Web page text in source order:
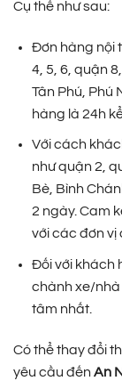
Cụ thể như sau:
Đơn hàng nội
4, 5, 6, quận
Tân Phú, Phú
hàng là 24h
Với cách
như quận 2,
Bè, Bình
2 ngày. Cam
với các đơn vị
Đối với khách
chành xe/nhà
tâm nhất.
Có thể thay đổi
yêu cầu đến An